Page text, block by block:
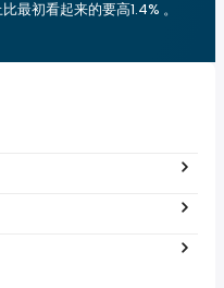
最初看起来的要高1.4% 。